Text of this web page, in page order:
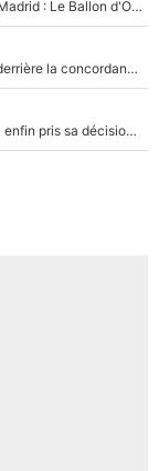
Coup de théâtre en Espagne, Rodri va trahir le Real Madrid : Le Ballon d'Or a choisi de signer au FC Barcelone !
Mercato Analyse : Vincius Jr-Diomandé, la logique derrière la concordance des temps
Rester à Barcelone ou partir au PSG, Ferran Torres a enfin pris sa décision : La course contre la montre est lancée !